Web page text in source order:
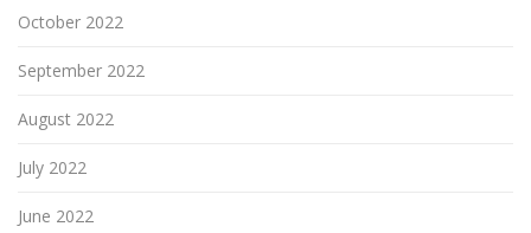
October 2022
September 2022
August 2022
July 2022
June 2022